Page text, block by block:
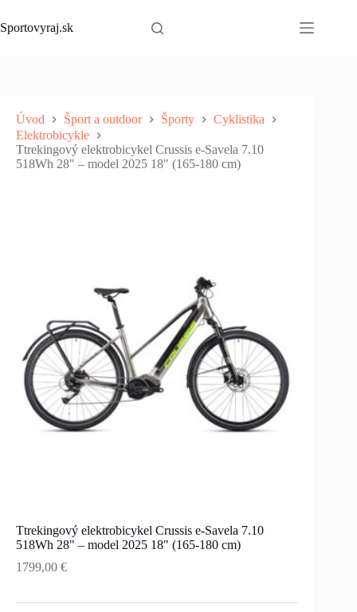
to
content
Sportovyraj.sk
Úvod Šport a outdoor Športy
Cyklistika
Elektrobicykle
Ttrekingový elektrobicykel Crussis e-Savela 7.10
518Wh 28" – model 2025 18" (165-180 cm)
Ttrekingový elektrobicykel Crussis e-Savela 7.10
518Wh 28" – model 2025 18" (165-180 cm)
1799,00 €